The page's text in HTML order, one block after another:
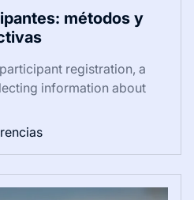
métodos y
registration, a
information about